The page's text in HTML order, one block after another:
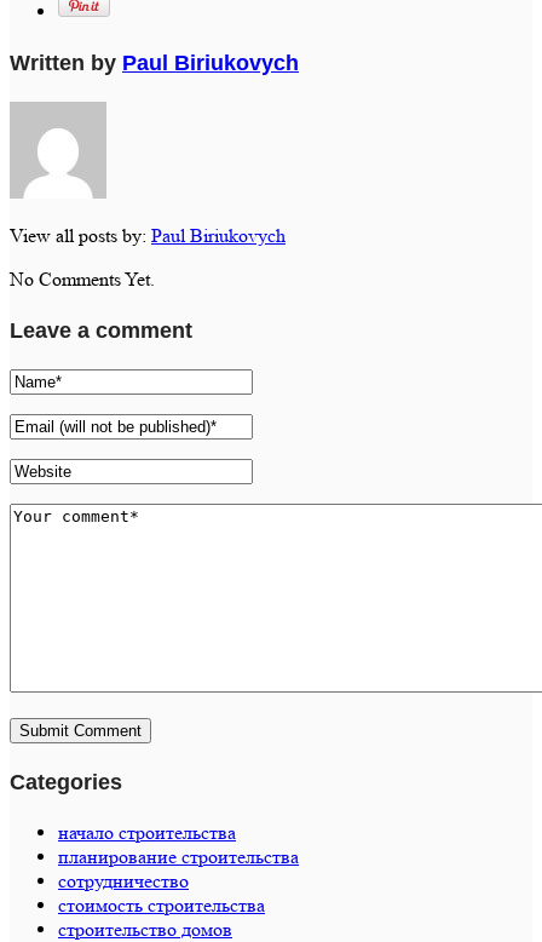
Written by Paul Biriukovych
View all posts by: Paul Biriukovych
No Comments Yet.
Leave a comment
Categories
начало строительства
планирование строительства
сотрудничество
стоимость строительства
строительство домов